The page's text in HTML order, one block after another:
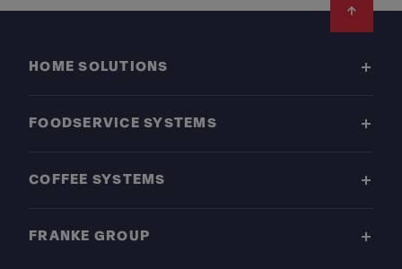
HOME SOLUTIONS
FOODSERVICE SYSTEMS
COFFEE SYSTEMS
FRANKE GROUP